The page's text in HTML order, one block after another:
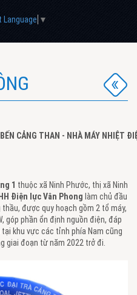
Language ▼
CẢNG THAN - NHÀ MÁY NHIỆT
1 thuộc xã Ninh Phước, thị xã Ninh
Điện lực Vân Phong làm chủ đầu
thầu, được quy hoạch gồm 2 tổ máy,
góp phần ổn định nguồn điện, đáp
khu vực các tỉnh phía Nam cũng
giai đoạn từ năm 2022 trở đi.